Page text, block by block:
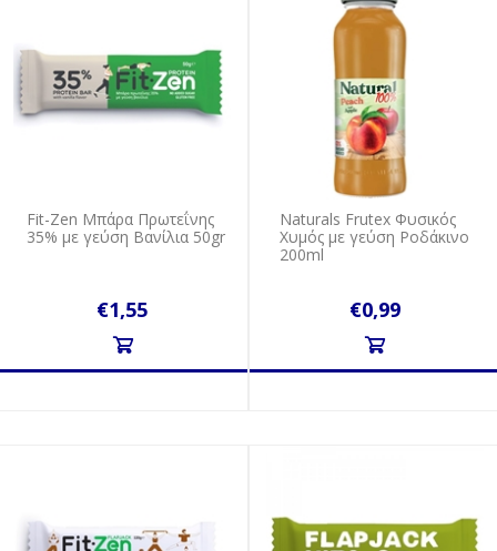
Fit-Zen Μπάρα Πρωτεΐνης
35% με γεύση Βανίλια 50gr
€1,55
Naturals Frutex Φυσικός
Χυμός με γεύση Ροδάκινο
200ml
€0,99